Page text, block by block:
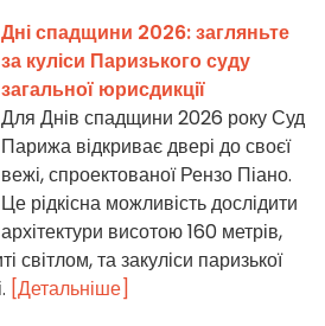
Дні спадщини 2026: загляньте
за куліси Паризького суду
загальної юрисдикції
Для Днів спадщини 2026 року Суд
Парижа відкриває двері до своєї
вежі, спроектованої Рензо Піано.
Це рідкісна можливість дослідити
висотою 160 метрів,
світлом, та закуліси паризької
[Детальніше]